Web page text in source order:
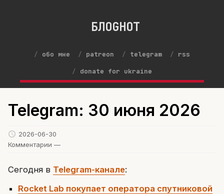
БЛОGНОТ
обо мне patreon telegram
rss
donate for ukraine
Telegram: 30 июня 2026
2026-06-30
Комментарии —
Сегодня в Telegram-канале:
Rocket Lab покупает оператора спутниковой